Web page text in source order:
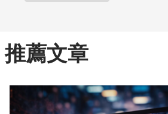
推薦文章